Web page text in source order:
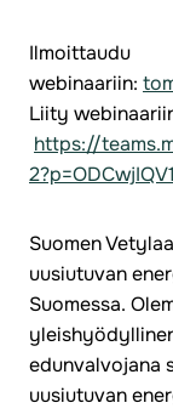
Ilmoittaudu
webinaariin:
Liity
https://
Suomen
uusiutuvan
Suomessa.
edunvalvojana
uusiutuvan